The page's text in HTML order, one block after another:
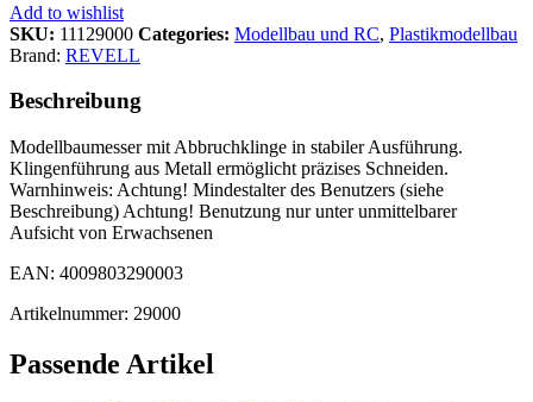
Add to wishlist
SKU: 11129000 Categories: Modellbau und RC, Plastikmodellbau
Brand: REVELL
Beschreibung
Modellbaumesser mit Abbruchklinge in stabiler Ausführung.
Klingenführung aus Metall ermöglicht präzises Schneiden.
Warnhinweis: Achtung! Mindestalter des Benutzers (siehe
Beschreibung) Achtung! Benutzung nur unter unmittelbarer
Aufsicht von Erwachsenen
EAN: 4009803290003
Artikelnummer: 29000
Passende Artikel